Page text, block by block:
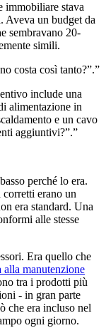
immobiliare stava
un budget da
sembravano 20-
simili.
costa così tanto?”.”
include una
alimentazione in
e un cavo
aggiuntivi?”.”
perché lo era.
erano un
era standard. Una
alle stesse
Era quello che
alla manutenzione
tra i prodotti più
- in gran parte
che era incluso nel
ogni giorno.